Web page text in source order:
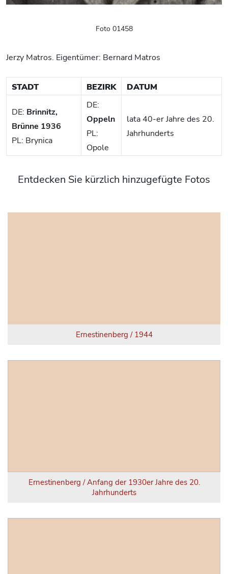
Foto 01458
Jerzy Matros. Eigentümer: Bernard Matros
STADT BEZIRK DATUM
DE: Brinnitz,
Brünne 1936
PL: Brynica
DE:
Oppeln
PL:
Opole
lata 40-er Jahre des 20.
Jahrhunderts
Entdecken Sie kürzlich hinzugefügte Fotos
Ernestinenberg / 1944
Ernestinenberg / Anfang der 1930er Jahre des 20.
Jahrhunderts